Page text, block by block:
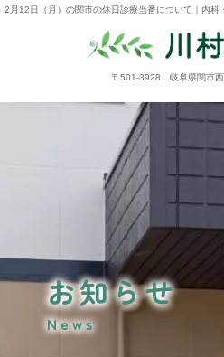
2月12日（月）の関市の休日診療当番について｜内
〒501-3928 岐阜県関市
お知らせ
News